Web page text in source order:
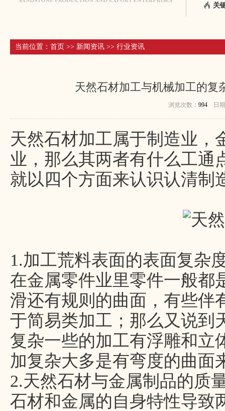
关
当前位置： 首页 >> 新闻资讯 >> 行业资讯
天然石材加工与机械加工的复
浏览次数： 994 日
天然石材加工属于制造业，
业，那么其两者有什么工通
就以四个方面来认识认清制
1.加工荒料表面的表面复杂
在金属零件业里零件一般都
滑还有规则的曲面，有些伴
于简易类加工；那么又说到
复杂一些的加工有浮雕和立
加复杂大多是有弯度的曲面
2.天然石材与金属制品的质
石材和金属的自身特性导致